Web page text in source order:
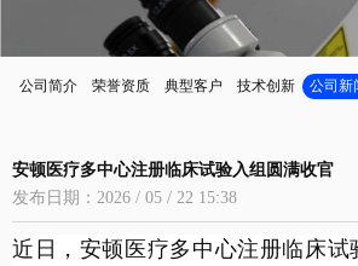
公司简介 荣誉资质 典型客户 技术创新 公司新
安顿医疗多中心注册临床试验入组圆满收官
发布日期：2026 / 05 / 22 15:38
近日，安顿医疗多中心注册临床试